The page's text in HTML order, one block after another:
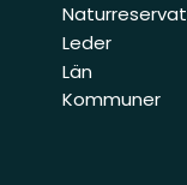
Naturreservat
Leder
Län
Kommuner